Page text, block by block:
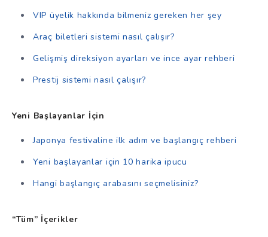
VIP üyelik hakkında bilmeniz gereken her şey
Araç biletleri sistemi nasıl çalışır?
Gelişmiş direksiyon ayarları ve ince ayar rehberi
Prestij sistemi nasıl çalışır?
Yeni Başlayanlar İçin
Japonya festivaline ilk adım ve başlangıç rehberi
Yeni başlayanlar için 10 harika ipucu
Hangi başlangıç arabasını seçmelisiniz?
“Tüm” İçerikler